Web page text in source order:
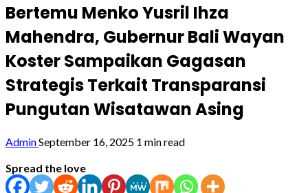
Bertemu Menko Yusril Ihza
Mahendra, Gubernur Bali Wayan
Koster Sampaikan Gagasan
Strategis Terkait Transparansi
Pungutan Wisatawan Asing
AdminSeptember 16, 2025 1 min read
Spread the love